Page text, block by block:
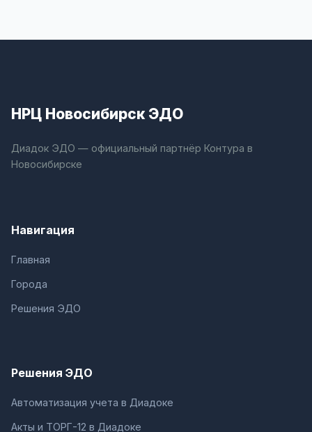
НРЦ Новосибирск ЭДО
Диадок ЭДО — официальный партнёр Контура в
Новосибирске
Навигация
Главная
Города
Решения ЭДО
Решения ЭДО
Автоматизация учета в Диадоке
Акты и ТОРГ-12 в Диадоке